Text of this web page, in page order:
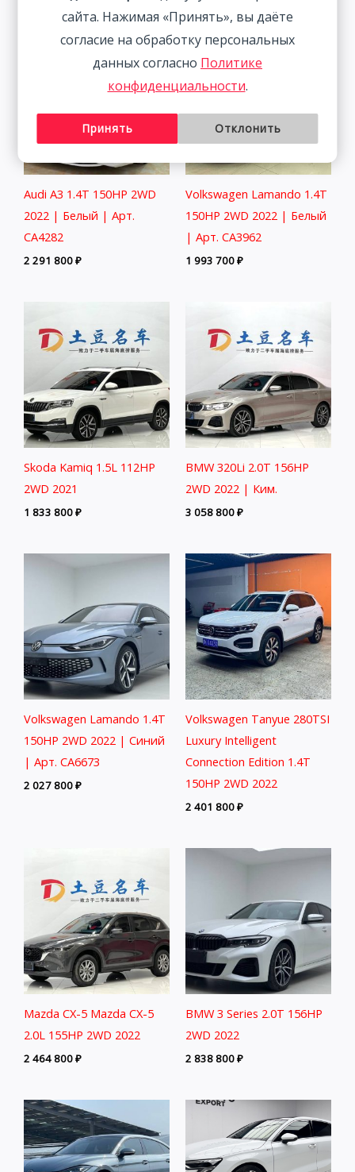
Audi A3 1.4T 150HP 2WD
2022 | Белый | Арт.
CA4282
2 291 800₽
Volkswagen Lamando 1.4T
150HP 2WD 2022 | Белый
| Арт. CA3962
1 993 700₽
Skoda Kamiq 1.5L 112HP
2WD 2021
1 833 800₽
BMW 320Li 2.0T 156HP
2WD 2022 | Ким.
3 058 800₽
Volkswagen Lamando 1.4T
150HP 2WD 2022 | Синий
| Арт. CA6673
2 027 800₽
Volkswagen Tanyue 280TSI
Luxury Intelligent
Connection Edition 1.4T
150HP 2WD 2022
2 401 800₽
Mazda CX-5 Mazda CX-5
2.0L 155HP 2WD 2022
2 464 800₽
BMW 3 Series 2.0T 156HP
2WD 2022
2 838 800₽
сайта. Нажимая «Принять», вы даёте
согласие на обработку персональных
данных согласно Политике
конфиденциальности.
Принять Отклонить